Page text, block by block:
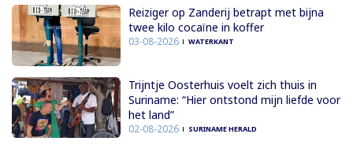
Reiziger op Zanderij betrapt met bijna
twee kilo cocaïne in koffer
03-08-2026 WATERKANT
Trijntje Oosterhuis voelt zich thuis in
Suriname: “Hier ontstond mijn liefde voor
het land”
02-08-2026 SURINAME HERALD